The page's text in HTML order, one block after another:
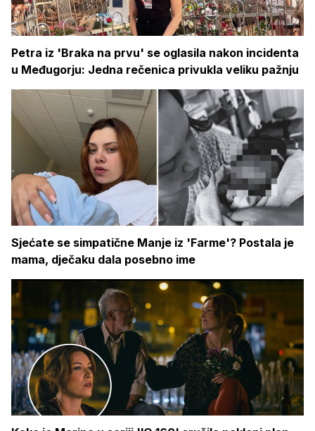
Petra iz 'Braka na prvu' se oglasila nakon incidenta
u Međugorju: Jedna rečenica privukla veliku pažnju
Sjećate se simpatične Manje iz 'Farme'? Postala je
mama, dječaku dala posebno ime